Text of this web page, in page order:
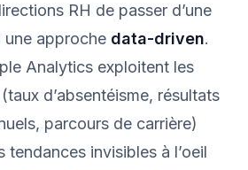
RH de passer d’une
une approche data-driven.
Analytics exploitent les
d’absentéisme, résultats
parcours de carrière)
tendances invisibles à l’oeil